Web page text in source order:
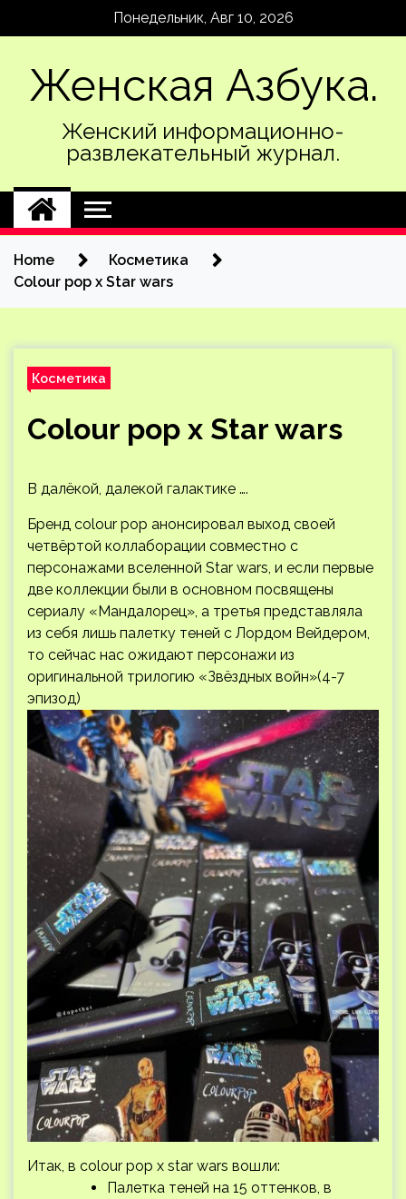
Понедельник, Авг 10, 2026
Женская Азбука.
Женский информационно-
развлекательный журнал.
Home
Косметика
Colour pop x Star wars
Косметика
Colour pop x Star wars
В далёкой, далекой галактике ….
Бренд colour pop анонсировал выход своей
четвёртой коллаборации совместно с
персонажами вселенной Star wars, и если первые
две коллекции были в основном посвящены
сериалу «Мандалорец», а третья представляла
из себя лишь палетку теней с Лордом Вейдером,
то сейчас нас ожидают персонажи из
оригинальной трилогию «Звёздных войн»(4-7
эпизод)
Итак, в colour pop x star wars вошли:
Палетка теней на 15 оттенков, в